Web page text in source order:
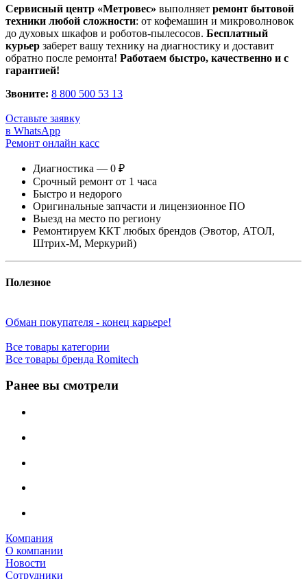
Сервисный центр «Метровес» выполняет ремонт бытовой
техники любой сложности: от кофемашин и микроволновок
до духовых шкафов и роботов-пылесосов. Бесплатный
курьер заберет вашу технику на диагностику и доставит
обратно после ремонта! Работаем быстро, качественно и с
гарантией!
Звоните: 8 800 500 53 13
Оставьте заявку
в WhatsApp
Ремонт онлайн касс
Диагностика — 0 ₽
Срочный ремонт от 1 часа
Быстро и недорого
Оригинальные запчасти и лицензионное ПО
Выезд на место по региону
Ремонтируем ККТ любых брендов (Эвотор, АТОЛ,
Штрих-М, Меркурий)
Полезное
Обман покупателя - конец карьере!
Все товары категории
Все товары бренда Romitech
Ранее вы смотрели
Компания
О компании
Новости
Сотрудники